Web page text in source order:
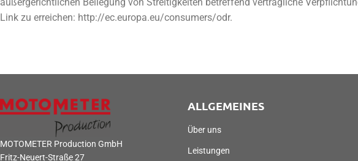
Link zu erreichen: http://ec.europa.eu/consumers/odr.
MOTOMETER Production GmbH
Fritz-Neuert-Straße 27
ALLGEMEINES
Über uns
Leistungen